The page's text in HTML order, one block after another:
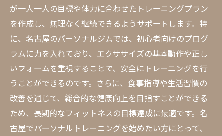
が一人一人の目標や体力に合わせたトレーニングプラン
を作成し、無理なく継続できるようサポートします。特
に、名古屋のパーソナルジムでは、初心者向けのプログ
ラムに力を入れており、エクササイズの基本動作や正し
いフォームを重視することで、安全にトレーニングを行
うことができるのです。さらに、食事指導や生活習慣の
改善を通じて、総合的な健康向上を目指すことができる
ため、長期的なフィットネスの目標達成に最適です。名
古屋でパーソナルトレーニングを始めたい方にとって、